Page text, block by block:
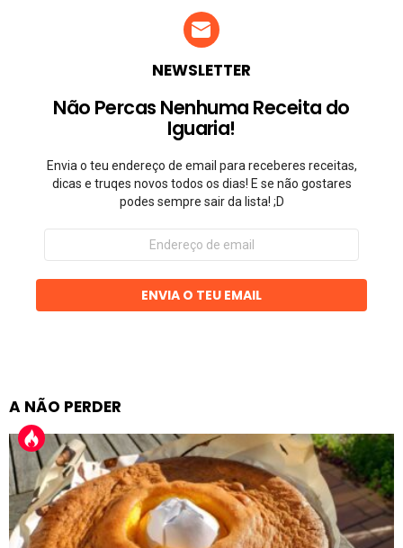
NEWSLETTER
Não Percas Nenhuma Receita do
Iguaria!
Envia o teu endereço de email para receberes receitas,
dicas e truqes novos todos os dias! E se não gostares
podes sempre sair da lista! ;D
Endereço
email
ENVIA O TEU EMAIL
A NÃO PERDER